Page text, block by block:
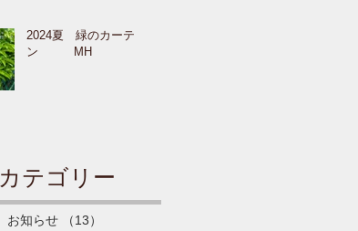
2024夏 緑のカーテ
ン MH
カテゴリー
お知らせ （13）